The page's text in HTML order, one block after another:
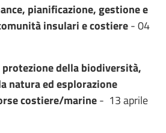
pianificazione, gestione e
insulari e costiere- 04
protezione della biodiversità,
natura ed esplorazione
costiere/marine- 13 aprile